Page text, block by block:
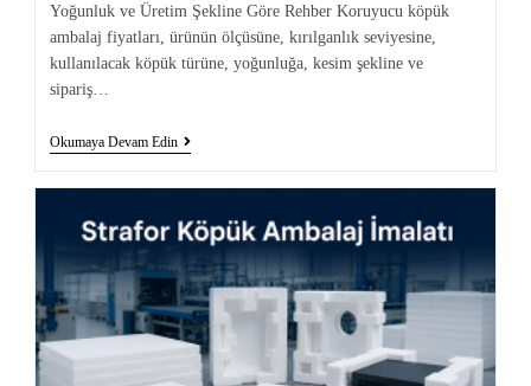
Yoğunluk ve Üretim Şekline Göre Rehber Koruyucu köpük
ambalaj fiyatları, ürünün ölçüsüne, kırılganlık seviyesine,
kullanılacak köpük türüne, yoğunluğa, kesim şekline ve
sipariş…
Okumaya Devam Edin